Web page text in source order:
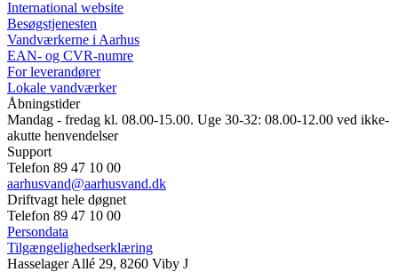
International website
Besøgstjenesten
Vandværkerne i Aarhus
EAN- og CVR-numre
For leverandører
Lokale vandværker
Åbningstider
Mandag - fredag kl. 08.00-15.00. Uge 30-32: 08.00-12.00 ved ikke-
akutte henvendelser
Support
Telefon 89 47 10 00
aarhusvand@aarhusvand.dk
Driftvagt hele døgnet
Telefon 89 47 10 00
Persondata
Tilgængelighedserklæring
Hasselager Allé 29, 8260 Viby J